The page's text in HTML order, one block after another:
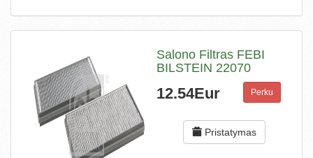
Salono Filtras FEBI
BILSTEIN 22070
12.54Eur Perku
Pristatymas